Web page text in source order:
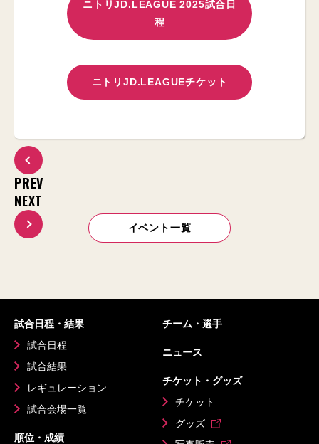
ニトリJD.LEAGUE 2025試合日
程
ニトリJD.LEAGUEチケット
PREV
イベント一覧
NEXT
試合日程・結果
試合日程
試合結果
レギュレーション
試合会場一覧
順位・成績
チーム・選手
ニュース
チケット・グッズ
チケット
グッズ